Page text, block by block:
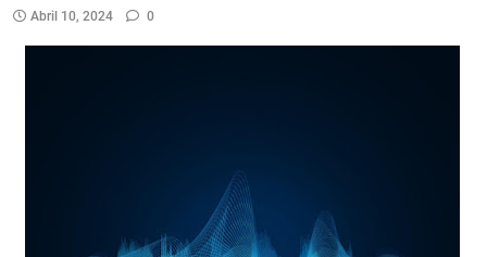
Abril 10, 2024 0